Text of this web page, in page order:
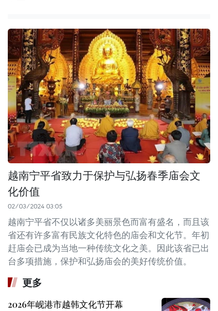
越南宁平省致力于保护与弘扬春季庙会文
化价值
02/03/2024 03:05
越南宁平省不仅以诸多美丽景色而富有盛名，而且该
省还有许多富有民族文化特色的庙会和文化节。年初
赶庙会已成为当地一种传统文化之美。因此该省已出
台多项措施，保护和弘扬庙会的美好传统价值。
更多
2026年岘港市越韩文化节开幕